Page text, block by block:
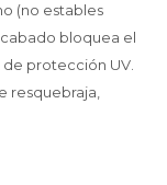
(no estables
bloquea el
protección UV.
resquebraja,